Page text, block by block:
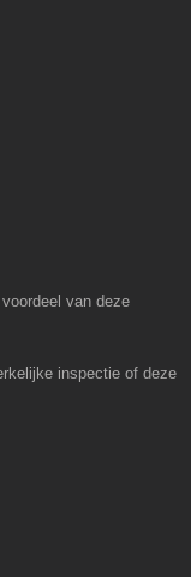
van deze
inspectie of deze